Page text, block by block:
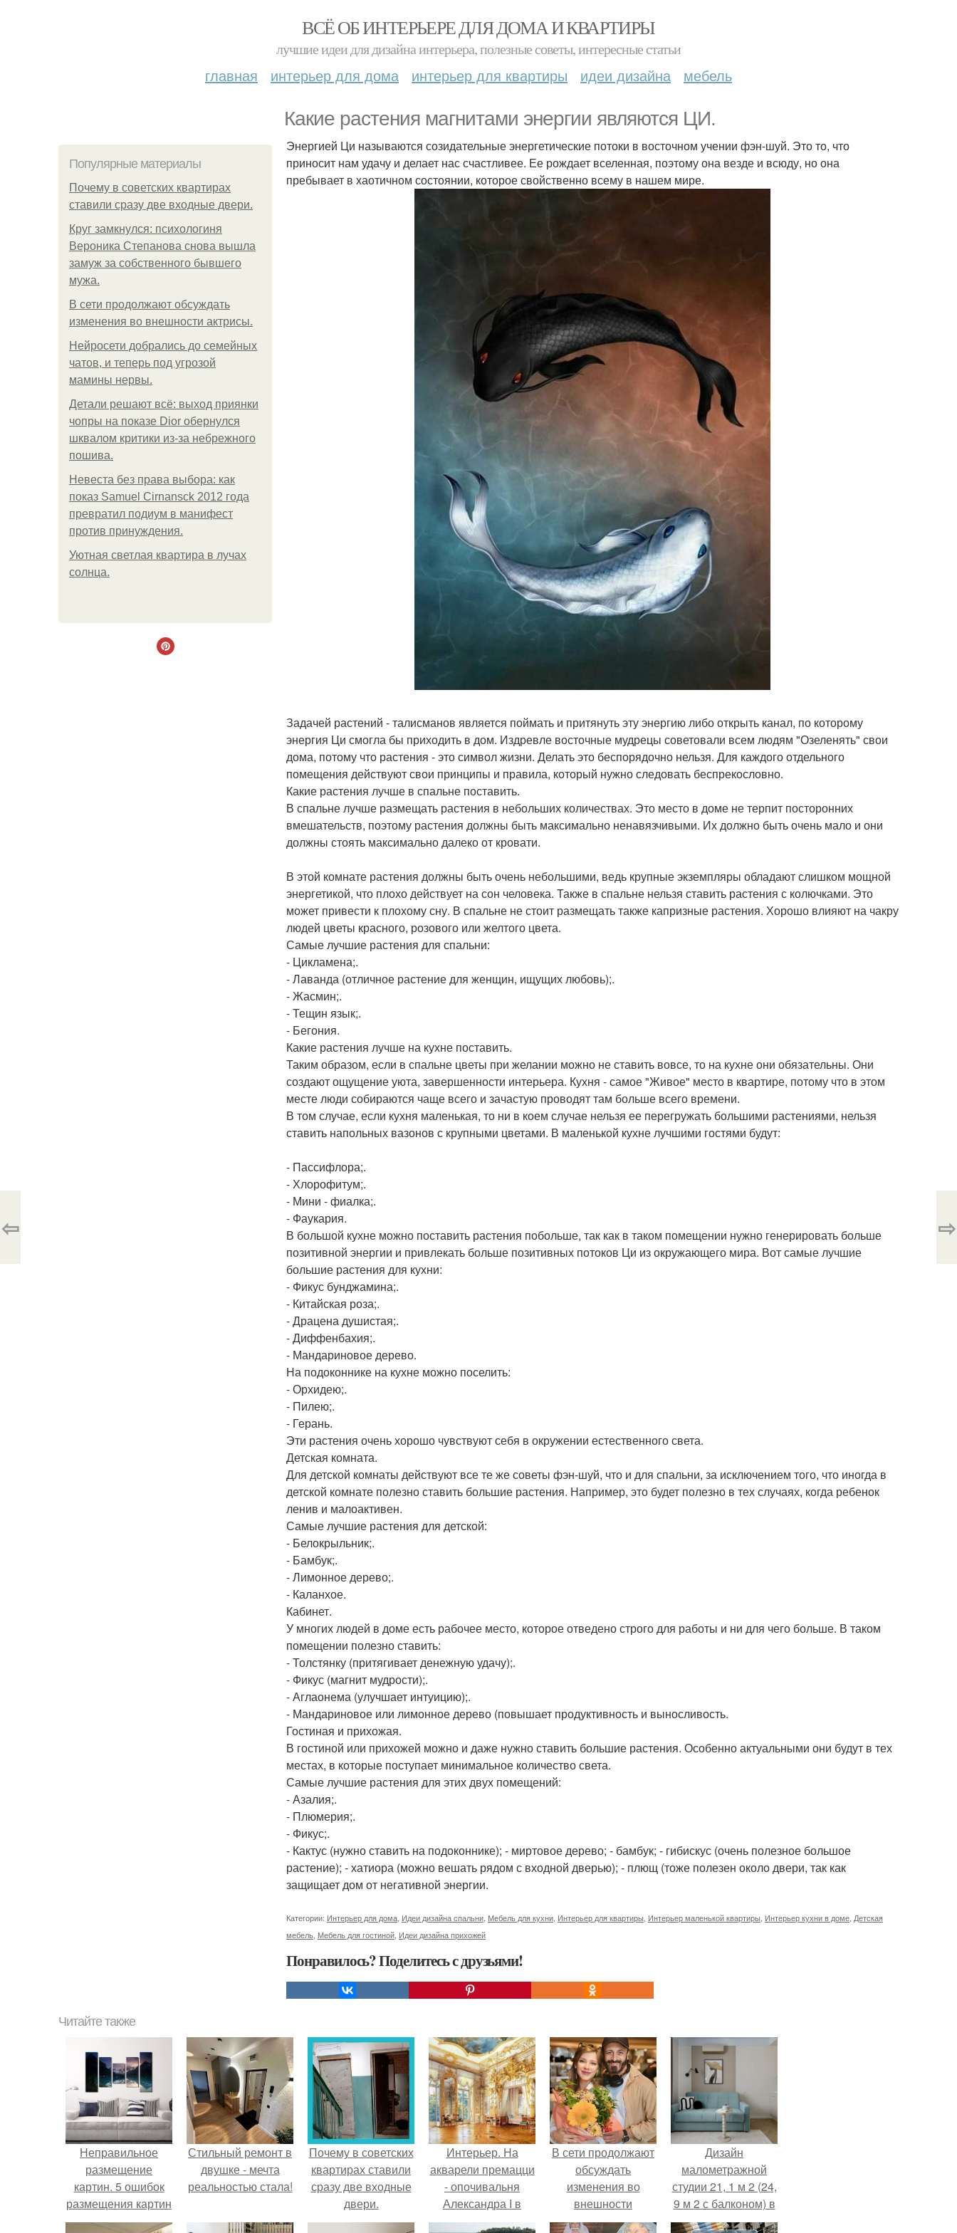
ВСЁ ОБ ИНТЕРЬЕРЕ ДЛЯ ДОМА И КВАРТИРЫ
лучшие идеи для дизайна интерьера, полезные советы, интересные статьи
главная интерьер для дома интерьер для квартиры идеи дизайна мебель
Какие растения магнитами энергии являются ЦИ.
Популярные материалы
Почему в советских квартирах
ставили сразу две входные двери.
Круг замкнулся: психологиня
Вероника Степанова снова вышла
замуж за собственного бывшего
мужа.
В сети продолжают обсуждать
изменения во внешности актрисы.
Нейросети добрались до семейных
чатов, и теперь под угрозой
мамины нервы.
Детали решают всё: выход приянки
чопры на показе Dior обернулся
шквалом критики из-за небрежного
пошива.
Невеста без права выбора: как
показ Samuel Cirnansck 2012 года
превратил подиум в манифест
против принуждения.
Уютная светлая квартира в лучах
солнца.
Энергией Ци называются созидательные энергетические потоки в восточном учении фэн-шуй. Это то, что
приносит нам удачу и делает нас счастливее. Ее рождает вселенная, поэтому она везде и всюду, но она
пребывает в хаотичном состоянии, которое свойственно всему в нашем мире.
Задачей растений - талисманов является поймать и притянуть эту энергию либо открыть канал, по которому
энергия Ци смогла бы приходить в дом. Издревле восточные мудрецы советовали всем людям "Озеленять" свои
дома, потому что растения - это символ жизни. Делать это беспорядочно нельзя. Для каждого отдельного
помещения действуют свои принципы и правила, который нужно следовать беспрекословно.
Какие растения лучше в спальне поставить.
В спальне лучше размещать растения в небольших количествах. Это место в доме не терпит посторонних
вмешательств, поэтому растения должны быть максимально ненавязчивыми. Их должно быть очень мало и они
должны стоять максимально далеко от кровати.
В этой комнате растения должны быть очень небольшими, ведь крупные экземпляры обладают слишком мощной
энергетикой, что плохо действует на сон человека. Также в спальне нельзя ставить растения с колючками. Это
может привести к плохому сну. В спальне не стоит размещать также капризные растения. Хорошо влияют на чакру
людей цветы красного, розового или желтого цвета.
Самые лучшие растения для спальни:
- Цикламена;.
- Лаванда (отличное растение для женщин, ищущих любовь);.
- Жасмин;.
- Тещин язык;.
- Бегония.
Какие растения лучше на кухне поставить.
Таким образом, если в спальне цветы при желании можно не ставить вовсе, то на кухне они обязательны. Они
создают ощущение уюта, завершенности интерьера. Кухня - самое "Живое" место в квартире, потому что в этом
месте люди собираются чаще всего и зачастую проводят там больше всего времени.
В том случае, если кухня маленькая, то ни в коем случае нельзя ее перегружать большими растениями, нельзя
ставить напольных вазонов с крупными цветами. В маленькой кухне лучшими гостями будут:
- Пассифлора;.
- Хлорофитум;.
- Мини - фиалка;.
- Фаукария.
В большой кухне можно поставить растения побольше, так как в таком помещении нужно генерировать больше
позитивной энергии и привлекать больше позитивных потоков Ци из окружающего мира. Вот самые лучшие
большие растения для кухни:
- Фикус бунджамина;.
- Китайская роза;.
- Драцена душистая;.
- Диффенбахия;.
- Мандариновое дерево.
На подоконнике на кухне можно поселить:
- Орхидею;.
- Пилею;.
- Герань.
Эти растения очень хорошо чувствуют себя в окружении естественного света.
Детская комната.
Для детской комнаты действуют все те же советы фэн-шуй, что и для спальни, за исключением того, что иногда в
детской комнате полезно ставить большие растения. Например, это будет полезно в тех случаях, когда ребенок
ленив и малоактивен.
Самые лучшие растения для детской:
- Белокрыльник;.
- Бамбук;.
- Лимонное дерево;.
- Каланхое.
Кабинет.
У многих людей в доме есть рабочее место, которое отведено строго для работы и ни для чего больше. В таком
помещении полезно ставить:
- Толстянку (притягивает денежную удачу);.
- Фикус (магнит мудрости);.
- Аглаонема (улучшает интуицию);.
- Мандариновое или лимонное дерево (повышает продуктивность и выносливость.
Гостиная и прихожая.
В гостиной или прихожей можно и даже нужно ставить большие растения. Особенно актуальными они будут в тех
местах, в которые поступает минимальное количество света.
Самые лучшие растения для этих двух помещений:
- Азалия;.
- Плюмерия;.
- Фикус;.
- Кактус (нужно ставить на подоконнике); - миртовое дерево; - бамбук; - гибискус (очень полезное большое
растение); - хатиора (можно вешать рядом с входной дверью); - плющ (тоже полезен около двери, так как
защищает дом от негативной энергии.
Категории: Интерьер для дома Идеи дизайна спальни Мебель для кухни Интерьер для квартиры Интерьер маленькой квартиры Интерьер кухни в доме Детская
мебель Мебель для гостиной Идеи дизайна прихожей
Понравилось? Поделитесь с друзьями!
⇦ ⇨
Читайте также
Неправильное
размещение
картин. 5 ошибок
размещения картин
на стенах
Стильный ремонт в
двушке - мечта
реальностью стала!
Почему в советских
квартирах ставили
сразу две входные
двери.
Интерьер. На
акварели премацци
- опочивальня
Александра I в
екатерининском
В сети продолжают
обсуждать
изменения во
внешности
актрисы.
Дизайн
малометражной
студии 21, 1 м 2 (24,
9 м 2 с балконом) в
Краснодаре.